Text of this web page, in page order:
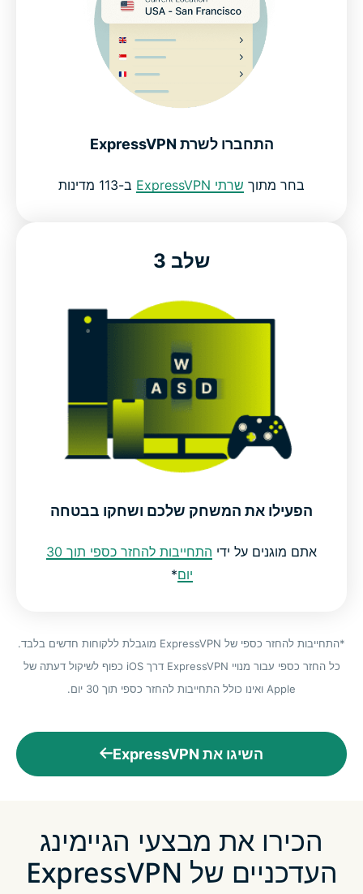
התחברו לשרת ExpressVPN
בחר מתוך שרתי ExpressVPN ב-113 מדינות
שלב 3
הפעילו את המשחק שלכם ושחקו בבטחה
אתם מוגנים על ידי
התחייבות להחזר כספי תוך 30
יום*
*התחייבות להחזר כספי של ExpressVPN מוגבלת ללקוחות חדשים בלבד.
כל החזר כספי עבור מנויי ExpressVPN דרך iOS כפוף לשיקול דעתה של
Apple ואינו כולל התחייבות להחזר כספי תוך 30 יום.
השיגו את ExpressVPN
הכירו את מבצעי הגיימינג
העדכניים של ExpressVPN